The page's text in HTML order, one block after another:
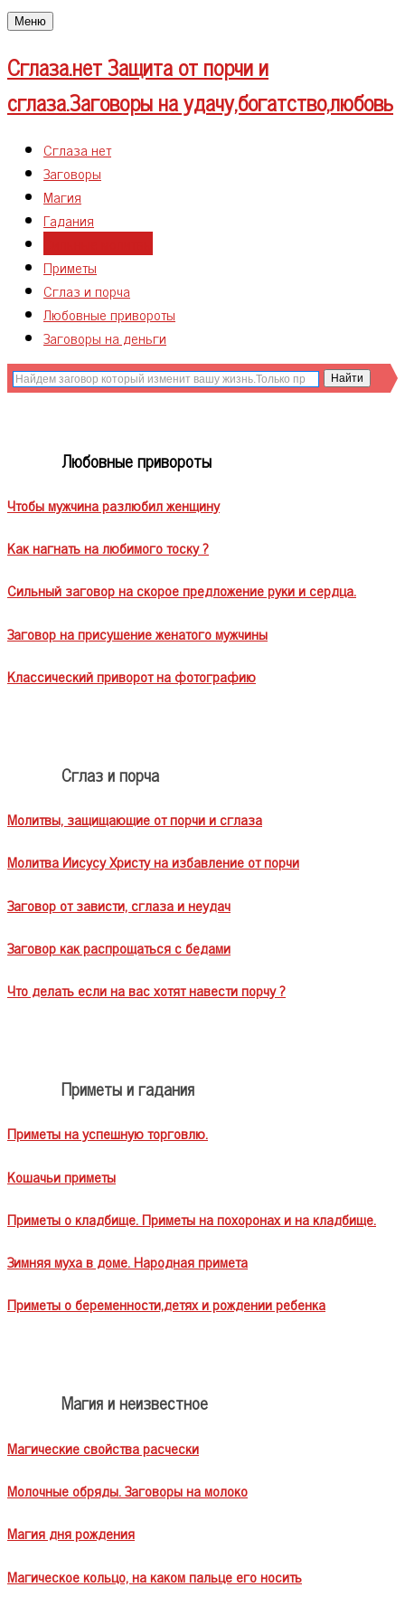
Меню
Сглаза.нетЗащита от порчи и
сглаза.Заговоры на удачу,богатство,любовь
Сглаза нет
Заговоры
Магия
Гадания
Приметы
Сглаз и порча
Любовные привороты
Заговоры на деньги
Любовные привороты
Чтобы мужчина разлюбил женщину
Как нагнать на любимого тоску ?
Сильный заговор на скорое предложение руки и сердца.
Заговор на присушение женатого мужчины
Классический приворот на фотографию
Сглаз и порча
Молитвы, защищающие от порчи и сглаза
Молитва Иисусу Христу на избавление от порчи
Заговор от зависти, сглаза и неудач
Заговор как распрощаться с бедами
Что делать если на вас хотят навести порчу ?
Приметы и гадания
Приметы на успешную торговлю.
Кошачьи приметы
Приметы о кладбище. Приметы на похоронах и на кладбище.
Зимняя муха в доме. Народная примета
Приметы о беременности,детях и рождении ребенка
Магия и неизвестное
Магические свойства расчески
Молочные обряды. Заговоры на молоко
Магия дня рождения
Магическое кольцо, на каком пальце его носить